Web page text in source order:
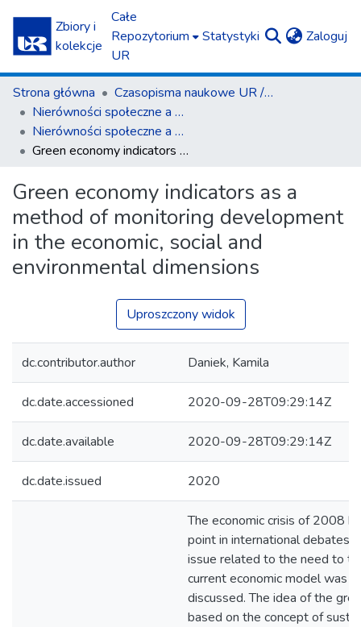
Zbiory i
kolekcje
Całe
Repozytorium
UR
Statystyki Zaloguj
Strona główna
Czasopisma naukowe UR / Scientific Journals
Nierówności społeczne a wzrost gospodarczy
Nierówności społeczne a wzrost gospodarczy z. 62(2)/2020
Green economy indicators as a method of monitoring development in the economic, social and environmental dimensions
Green economy indicators as a
method of monitoring development
in the economic, social and
environmental dimensions
Uproszczony widok
dc.contributor.author Daniek, Kamila
dc.date.accessioned 2020-09-28T09:29:14Z
dc.date.available 2020-09-28T09:29:14Z
dc.date.issued 2020
The economic crisis of 2008
point in international debates
issue related to the need to
current economic model was
discussed. The idea of the
based on the concept of